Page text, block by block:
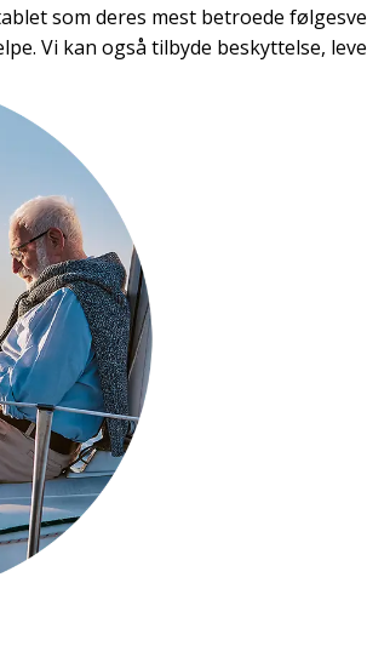
som deres mest betroede
Vi kan også tilbyde beskyttelse,